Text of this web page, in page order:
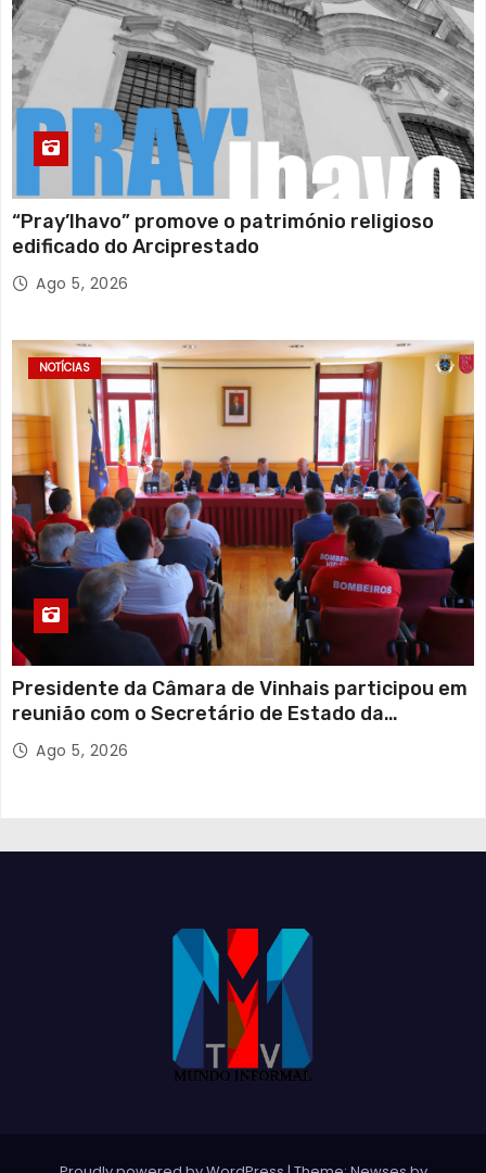
“Pray’lhavo” promove o património religioso
edificado do Arciprestado
Ago 5, 2026
NOTÍCIAS
Presidente da Câmara de Vinhais participou em
reunião com o Secretário de Estado da
Proteção Civil
Ago 5, 2026